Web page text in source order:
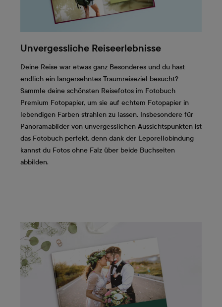
Unvergessliche Reiseerlebnisse
Deine Reise war etwas ganz Besonderes und du hast
endlich ein langersehntes Traumreiseziel besucht?
Sammle deine schönsten Reisefotos im Fotobuch
Premium Fotopapier, um sie auf echtem Fotopapier in
lebendigen Farben strahlen zu lassen. Insbesondere für
Panoramabilder von unvergesslichen Aussichtspunkten ist
das Fotobuch perfekt, denn dank der Leporellobindung
kannst du Fotos ohne Falz über beide Buchseiten
abbilden.